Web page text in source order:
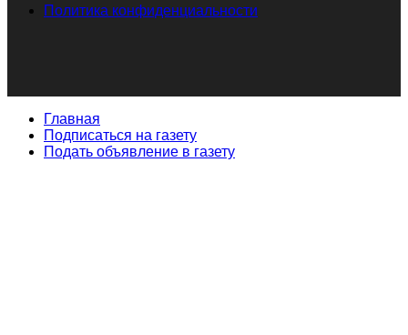
Политика конфиденциальности
Главная
Подписаться на газету
Подать объявление в газету